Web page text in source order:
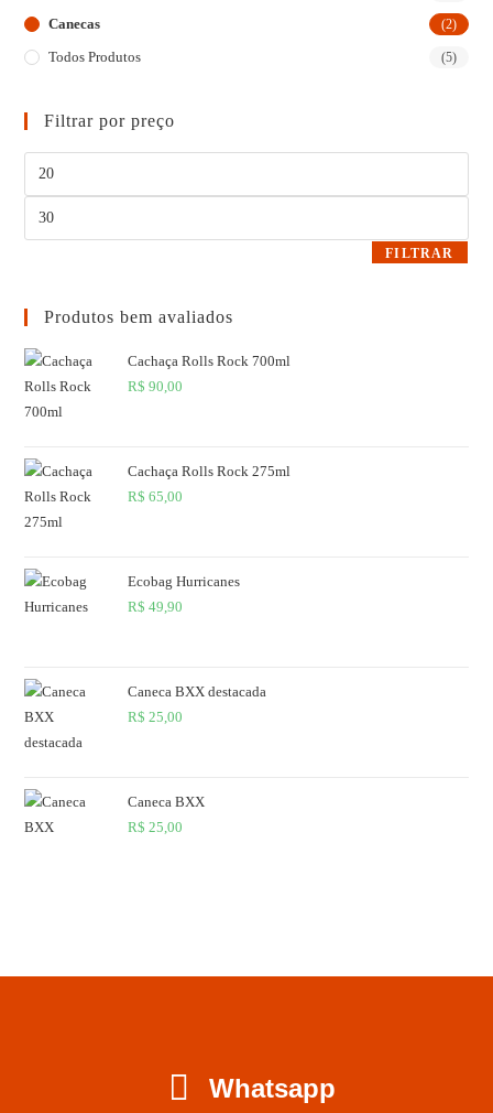
Canecas (2)
Todos Produtos (5)
Filtrar por preço
FILTRAR
Produtos bem avaliados
Cachaça Rolls Rock 700ml
R$ 90,00
Cachaça Rolls Rock 275ml
R$ 65,00
Ecobag Hurricanes
R$ 49,90
Caneca BXX destacada
R$ 25,00
Caneca BXX
R$ 25,00
Whatsapp